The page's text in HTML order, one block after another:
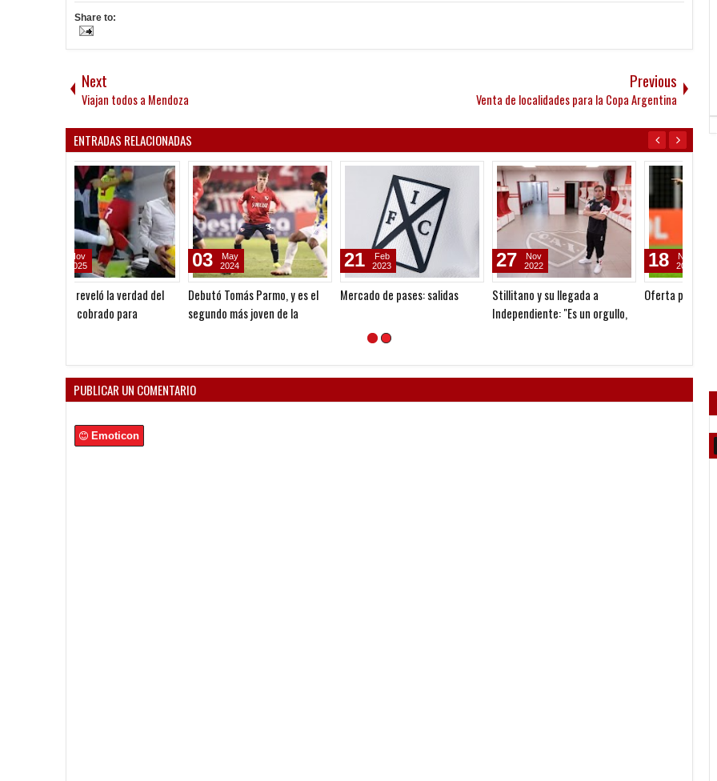
Share to:
Next
Viajan todos a Mendoza
Previous
Venta de localidades para la Copa Argentina
ENTRADAS RELACIONADAS
Mercado de pases: salidas
21
Feb
2023
Stillitano y su llegada a
Independiente: "Es un orgullo,
un placer y un sueño a cumplir"
27
Nov
2022
Oferta por Benítez
18
Nov
2022
Nuevo préstamo para Benítez
25
Jul
2022
PUBLICAR UN COMENTARIO
Emoticon